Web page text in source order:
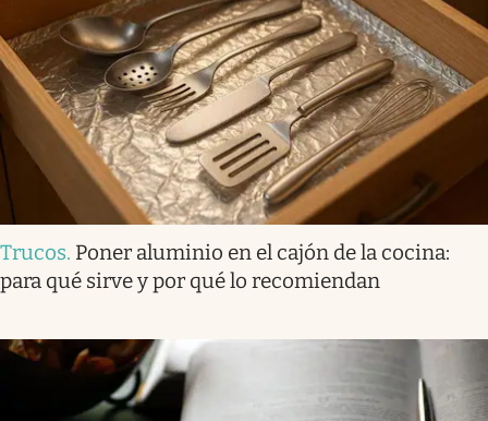
Trucos. Poner aluminio en el cajón de la cocina:
para qué sirve y por qué lo recomiendan